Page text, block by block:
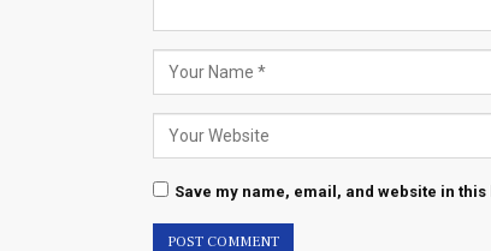
Save my name, email, and website in